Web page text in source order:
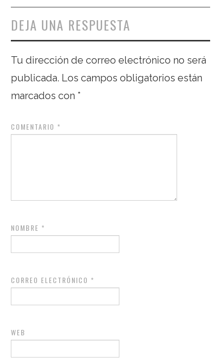
DEJA UNA RESPUESTA
Tu dirección de correo electrónico no será
publicada. Los campos obligatorios están
marcados con *
COMENTARIO *
NOMBRE *
CORREO ELECTRÓNICO *
WEB